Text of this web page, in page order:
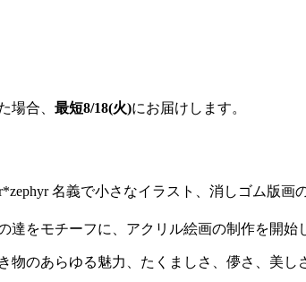
場合、 最短8/18(火)にお届けします。
名義で小さなイラスト、消しゴム版
達をモチーフに、アクリル絵画の制作を開始
物のあらゆる魅力、たくましさ、儚さ、美